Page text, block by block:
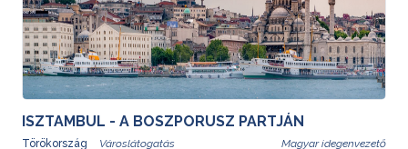
ISZTAMBUL - A BOSZPORUSZ PARTJÁN
Törökország Magyar idegenvezető